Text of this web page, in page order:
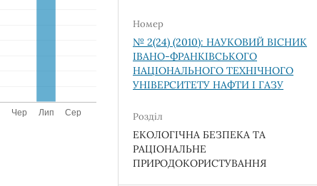
Номер
№ 2(24) (2010): НАУКОВИЙ ВІСНИК
ІВАНО-ФРАНКІВСЬКОГО
НАЦІОНАЛЬНОГО ТЕХНІЧНОГО
УНІВЕРСИТЕТУ НАФТИ І ГАЗУ
Розділ
ЕКОЛОГІЧНА БЕЗПЕКА ТА
РАЦІОНАЛЬНЕ
ПРИРОДОКОРИСТУВАННЯ